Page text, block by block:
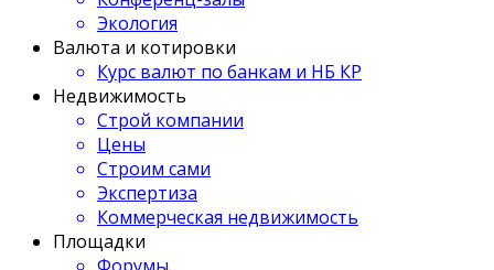
Экология
Валюта и котировки
Курс валют по банкам и НБ КР
Недвижимость
Строй компании
Цены
Строим сами
Экспертиза
Коммерческая недвижимость
Площадки